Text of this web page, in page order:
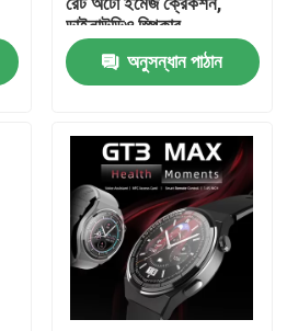
ডাইনাউডিও স্পিকার
অনুসন্ধান পাঠান